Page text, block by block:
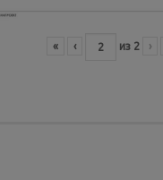
« ‹ из 2 ›